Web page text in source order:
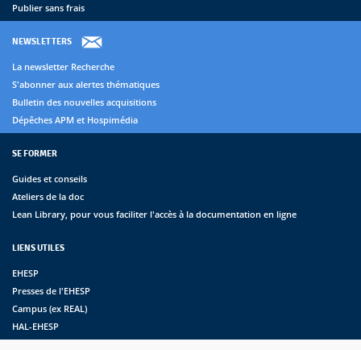
Publier sans frais
NEWSLETTERS
La newsletter Recherche
S'abonner aux alertes thématiques
Bulletin des nouvelles acquisitions
Dépêches APM et Hospimédia
SE FORMER
Guides et conseils
Ateliers de la doc
Lean Library, pour vous faciliter l'accès à la documentation en ligne
LIENS UTILES
EHESP
Presses de l'EHESP
Campus (ex REAL)
HAL-EHESP